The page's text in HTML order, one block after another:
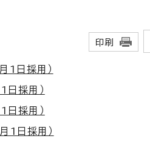
印刷
1日採用）
日採用）
日採用）
1日採用）